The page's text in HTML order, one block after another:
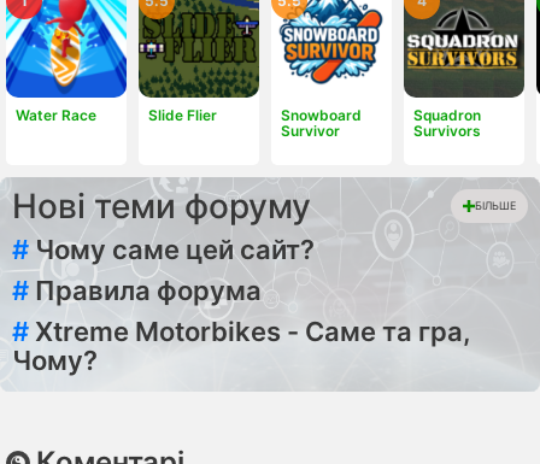
Water Race Slide Flier
Snowboard
Survivor
Squadron
Survivors
Нові теми форуму БІЛЬШЕ
# Чому саме цей сайт?
# Правила форума
# Xtreme Motorbikes - Саме та гра,
Чому?